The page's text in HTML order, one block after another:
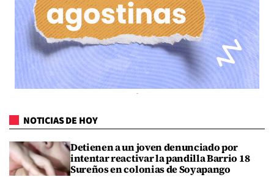
NOTICIAS DE HOY
Detienen a un joven denunciado por
intentar reactivar la pandilla Barrio 18
Sureños en colonias de Soyapango